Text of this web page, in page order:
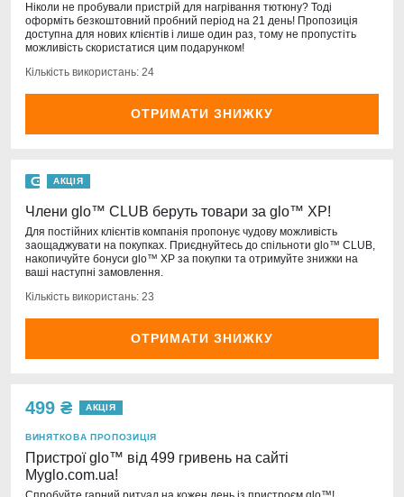
Ніколи не пробували пристрій для нагрівання тютюну? Тоді
оформіть безкоштовний пробний період на 21 день! Пропозиція
доступна для нових клієнтів і лише один раз, тому не пропустіть
можливість скористатися цим подарунком!
Кількість використань: 24
ОТРИМАТИ ЗНИЖКУ
АКЦІЯ
Члени glo™ CLUB беруть товари за glo™ XP!
Для постійних клієнтів компанія пропонує чудову можливість
заощаджувати на покупках. Приєднуйтесь до спільноти glo™ CLUB,
накопичуйте бонуси glo™ XP за покупки та отримуйте знижки на
ваші наступні замовлення.
Кількість використань: 23
ОТРИМАТИ ЗНИЖКУ
499 ₴ АКЦІЯ
ВИНЯТКОВА ПРОПОЗИЦІЯ
Пристрої glo™ від 499 гривень на сайті
Myglo.com.ua!